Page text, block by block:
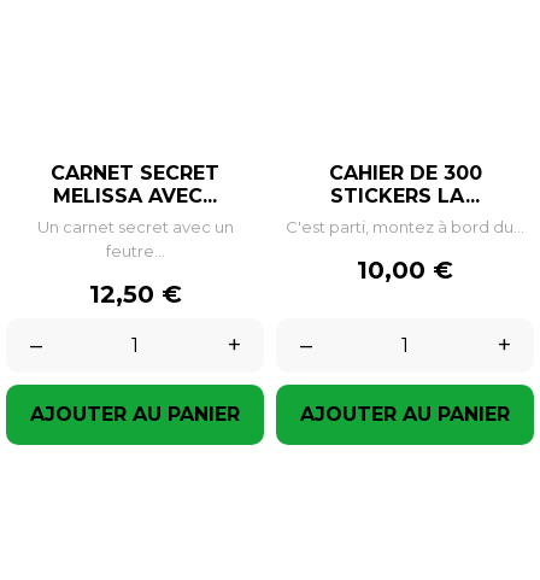
CARNET SECRET
MELISSA AVEC...
Un carnet secret avec un
feutre...
Prix
12,50 €
–
+
AJOUTER AU PANIER
CAHIER DE 300
STICKERS LA...
C'est parti, montez à bord du...
Prix
10,00 €
– +
AJOUTER AU PANIER